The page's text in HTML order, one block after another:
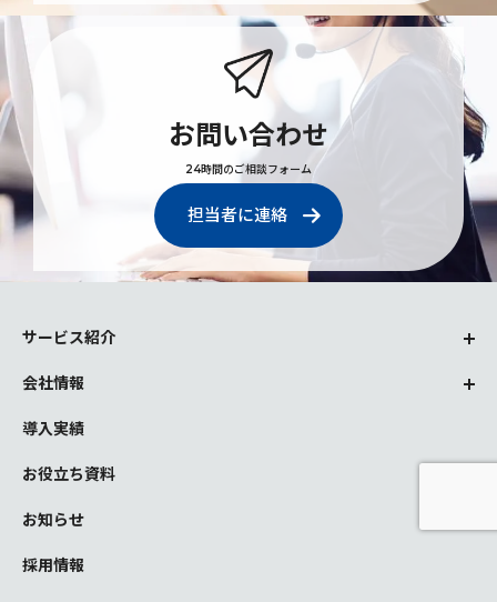
お問い合わせ
24時間のご相談フォーム
担当者に連絡
サービス紹介
会社情報
導入実績
お役立ち資料
お知らせ
採用情報